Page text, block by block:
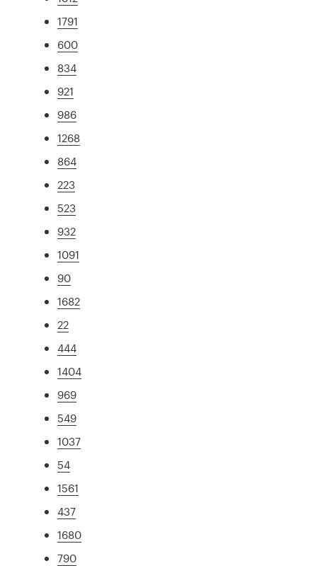
1791
600
834
921
986
1268
864
223
523
932
1091
90
1682
22
444
1404
969
549
1037
54
1561
437
1680
790